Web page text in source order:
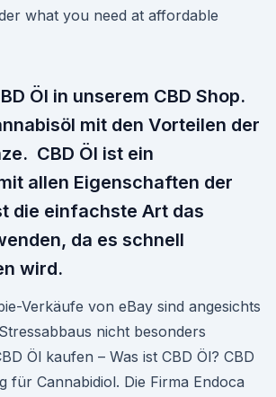
what you need at affordable
Öl in unserem CBD Shop.
mit den Vorteilen der
CBD Öl ist ein
allen Eigenschaften der
die einfachste Art das
da es schnell
wird.
Verkäufe von eBay sind angesichts
nicht besonders
Öl kaufen – Was ist CBD Öl? CBD
für Cannabidiol. Die Firma Endoca